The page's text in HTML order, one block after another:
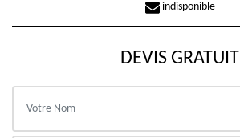
indisponible
DEVIS GRATUIT